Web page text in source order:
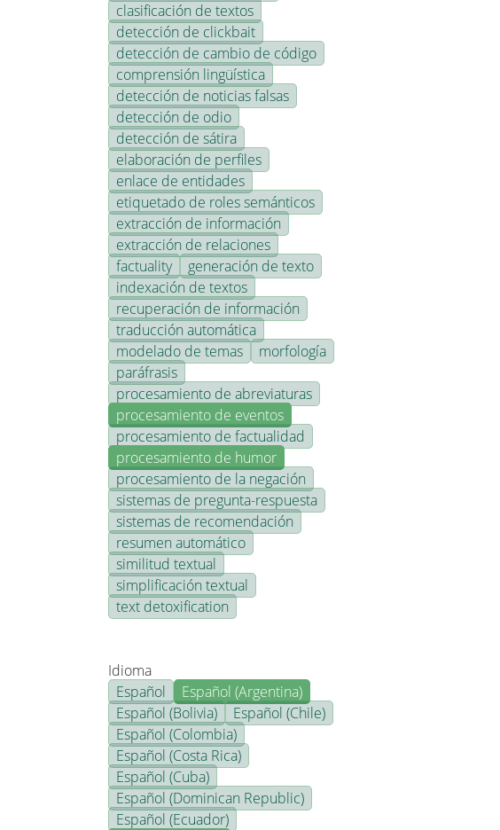
clasificación de textos
detección de clickbait
detección de cambio de código
comprensión lingüística
detección de noticias falsas
detección de odio
detección de sátira
elaboración de perfiles
enlace de entidades
etiquetado de roles semánticos
extracción de información
extracción de relaciones
factuality
generación de texto
indexación de textos
recuperación de información
traducción automática
modelado de temas
morfología
paráfrasis
procesamiento de abreviaturas
procesamiento de eventos
procesamiento de factualidad
procesamiento de humor
procesamiento de la negación
sistemas de pregunta-respuesta
sistemas de recomendación
resumen automático
similitud textual
simplificación textual
text detoxification
Idioma
Español
Español (Argentina)
Español (Bolivia)
Español (Chile)
Español (Colombia)
Español (Costa Rica)
Español (Cuba)
Español (Dominican Republic)
Español (Ecuador)